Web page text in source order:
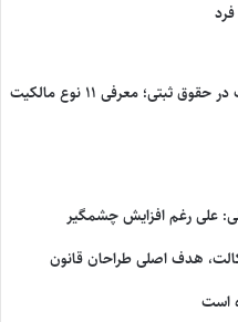
انواع مالکیت املاک در حقوق ثبتی؛ معرفی ۱۱ نوع مالکیت
علی رغم افزایش چشمگیر
هدف اصلی طراحان قانون
است